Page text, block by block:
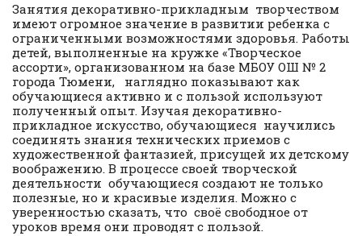
Занятия декоративно-прикладным творчеством
имеют огромное значение в развитии ребенка с
ограниченными возможностями здоровья. Работы
детей, выполненные на кружке «Творческое
ассорти», организованном на базе МБОУ ОШ № 2
города Тюмени, наглядно показывают как
обучающиеся активно и с пользой используют
полученный опыт. Изучая декоративно-
прикладное искусство, обучающиеся научились
соединять знания технических приемов с
художественной фантазией, присущей их детскому
воображению. В процессе своей творческой
деятельности обучающиеся создают не только
полезные, но и красивые изделия. Можно с
уверенностью сказать, что своё свободное от
уроков время они проводят с пользой.